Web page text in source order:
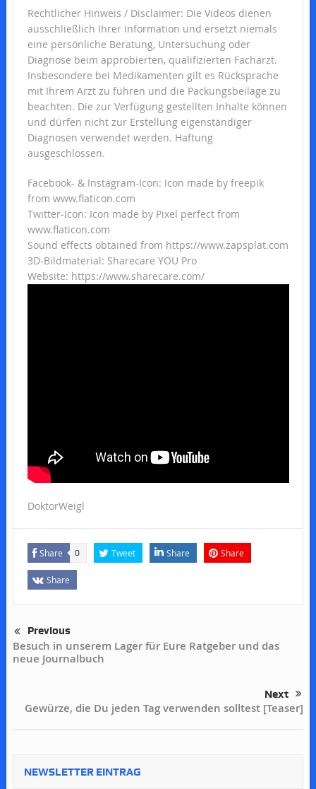
Rechtlicher Hinweis / Disclaimer: Die Videos dienen
ausschließlich Ihrer Information und ersetzt niemals
eine persönliche Beratung, Untersuchung oder
Diagnose beim approbierten, qualifizierten Facharzt.
Insbesondere bei Medikamenten gilt es Rücksprache
mit Ihrem Arzt zu führen und die Packungsbeilage zu
beachten. Die zur Verfügung gestellten Inhalte können
und dürfen nicht zur Erstellung eigenständiger
Diagnosen verwendet werden. Haftung
ausgeschlossen.
Facebook- & Instagram-Icon: Icon made by freepik
from www.flaticon.com
Twitter-Icon: Icon made by Pixel perfect from
www.flaticon.com
Sound effects obtained from https://www.zapsplat.com
3D-Bildmaterial: Sharecare YOU Pro
Website: https://www.sharecare.com/
DoktorWeigl
Share 0 Tweet Share Share
Share
Previous
Besuch in unserem Lager für Eure Ratgeber und das
neue Journalbuch
Next
Gewürze, die Du jeden Tag verwenden solltest [Teaser]
NEWSLETTER EINTRAG